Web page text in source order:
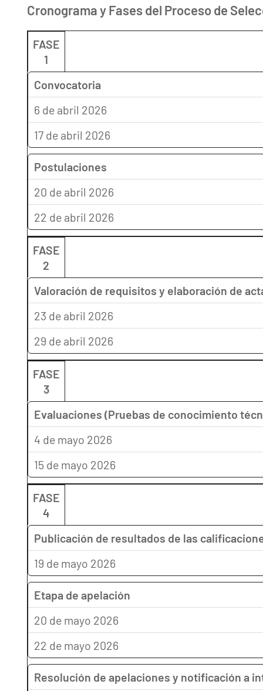
Cronograma y Fases del Proceso de
FASE
1
Convocatoria
6 de abril 2026
17 de abril 2026
Postulaciones
20 de abril 2026
22 de abril 2026
FASE
2
Valoración de requisitos y elaboración de
23 de abril 2026
29 de abril 2026
FASE
3
Evaluaciones (Pruebas de conocimiento
4 de mayo 2026
15 de mayo 2026
FASE
4
Publicación de resultados de las
19 de mayo 2026
Etapa de apelación
20 de mayo 2026
22 de mayo 2026
Resolución de apelaciones y notificación a